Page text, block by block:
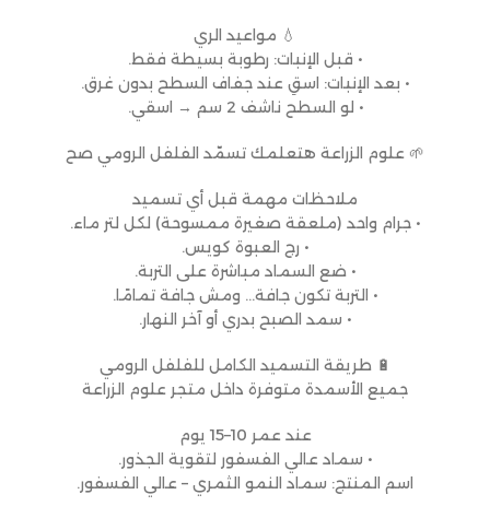
💧 مواعيد الري
• قبل الإنبات: رطوبة بسيطة فقط.
• بعد الإنبات: اسقِ عند جفاف السطح بدون غرق.
• لو السطح ناشف 2 سم → اسقي.
🌱 علوم الزراعة هتعلمك تسمّد الفلفل الرومي صح
ملاحظات مهمة قبل أي تسميد
• جرام واحد (ملعقة صغيرة ممسوحة) لكل لتر ماء.
• رج العبوة كويس.
• ضع السماد مباشرة على التربة.
• التربة تكون جافة… ومش جافة تمامًا.
• سمد الصبح بدري أو آخر النهار.
🔋 طريقة التسميد الكامل للفلفل الرومي
جميع الأسمدة متوفرة داخل متجر علوم الزراعة
عند عمر 10–15 يوم
• سماد عالي الفسفور لتقوية الجذور.
اسم المنتج: سماد النمو الثمري – عالي الفسفور.